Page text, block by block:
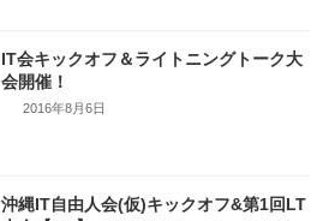
IT会キックオフ＆ライトニングトーク大
会開催！
2016年8月6日
沖縄IT自由人会(仮)キックオフ&第1回LT